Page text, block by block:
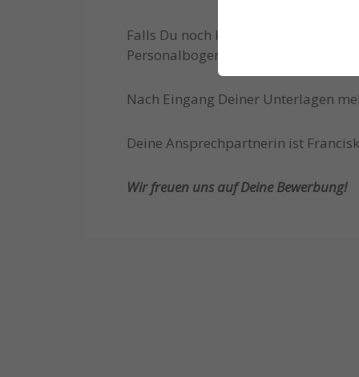
Falls Du noch keinen Lebenslauf
Personalbogen anfordern – schreib
Nach Eingang Deiner Unterlagen
Deine Ansprechpartnerin ist
Wir freuen uns auf Deine Bewerbung!